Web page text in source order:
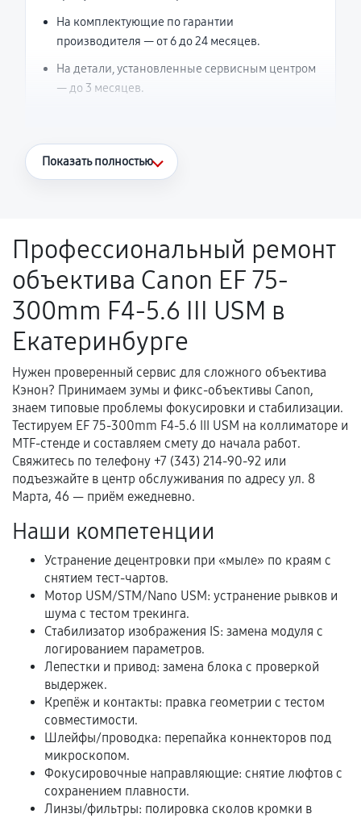
На комплектующие по гарантии
производителя — от 6 до 24 месяцев.
На детали, установленные сервисным центром
— до 3 месяцев.
Что считается гарантийным случаем
Поломка установленной детали при
нормальной эксплуатации в течение
гарантийного срока.
Несоответствие комплектующей заявленным
техническим характеристикам.
Документы для подтверждения
гарантии
Гарантийный талон.
Акт выполненных работ с датой, перечнем
услуг и сроком гарантии.
Документы на установленные комплектующие
Расширенная гарантия
В некоторых случаях возможно оформление
расширенной гарантии. Стоимость, сроки и
условия продления согласовываются отдельно и
фиксируются в документах.
Когда гарантия не действует
Нарушение правил эксплуатации,
Показать полностью
Профессиональный ремонт
объектива Canon EF 75-
300mm F4-5.6 III USM в
Екатеринбурге
Нужен проверенный сервис для сложного объектива
Кэнон? Принимаем зумы и фикс-объективы Canon,
знаем типовые проблемы фокусировки и стабилизации.
Тестируем EF 75-300mm F4-5.6 III USM на коллиматоре и
MTF-стенде и составляем смету до начала работ.
Свяжитесь по телефону +7 (343) 214-90-92 или
подъезжайте в центр обслуживания по адресу ул. 8
Марта, 46 — приём ежедневно.
Наши компетенции
Устранение децентровки при «мыле» по краям с
снятием тест-чартов.
Мотор USM/STM/Nano USM: устранение рывков и
шума с тестом трекинга.
Стабилизатор изображения IS: замена модуля с
логированием параметров.
Лепестки и привод: замена блока с проверкой
выдержек.
Крепёж и контакты: правка геометрии с тестом
совместимости.
Шлейфы/проводка: перепайка коннекторов под
микроскопом.
Фокусировочные направляющие: снятие люфтов с
сохранением плавности.
Линзы/фильтры: полировка сколов кромки в